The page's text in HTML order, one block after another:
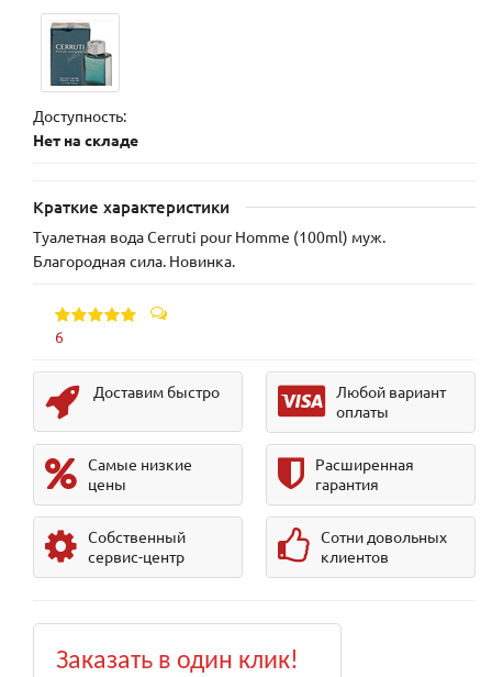
Доступность:
Нет на складе
Краткие характеристики
Туалетная вода Cerruti pour Homme (100ml) муж.
Благородная сила. Новинка.
6
Доставим быстро
Любой вариант
оплаты
Самые низкие
цены
Расширенная
гарантия
Собственный
сервис-центр
Сотни довольных
клиентов
Заказать в один клик!